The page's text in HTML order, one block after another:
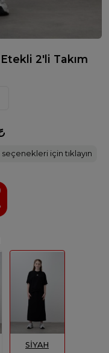
2'li Takım
için tıklayın
SİYAH